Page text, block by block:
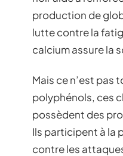
production de
lutte contre la
calcium assure la
Mais ce n’est pas
polyphénols, ces
possèdent des
Ils participent à la
contre les